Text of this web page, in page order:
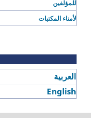
للمؤلفين
لأمناء المكتبات
العربية
English